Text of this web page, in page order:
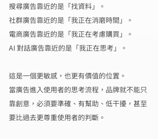
搜尋廣告靠近的是「找資料」。
社群廣告靠近的是「我正在消磨時間」。
電商廣告靠近的是「我正在考慮購買」。
AI 對話廣告靠近的是「我正在思考」。
這是一個更敏感，也更有價值的位置。
當廣告進入使用者的思考流程，品牌就不能只
靠創意，必須要準確、有幫助、低干擾，甚至
要比過去更尊重使用者的判斷。